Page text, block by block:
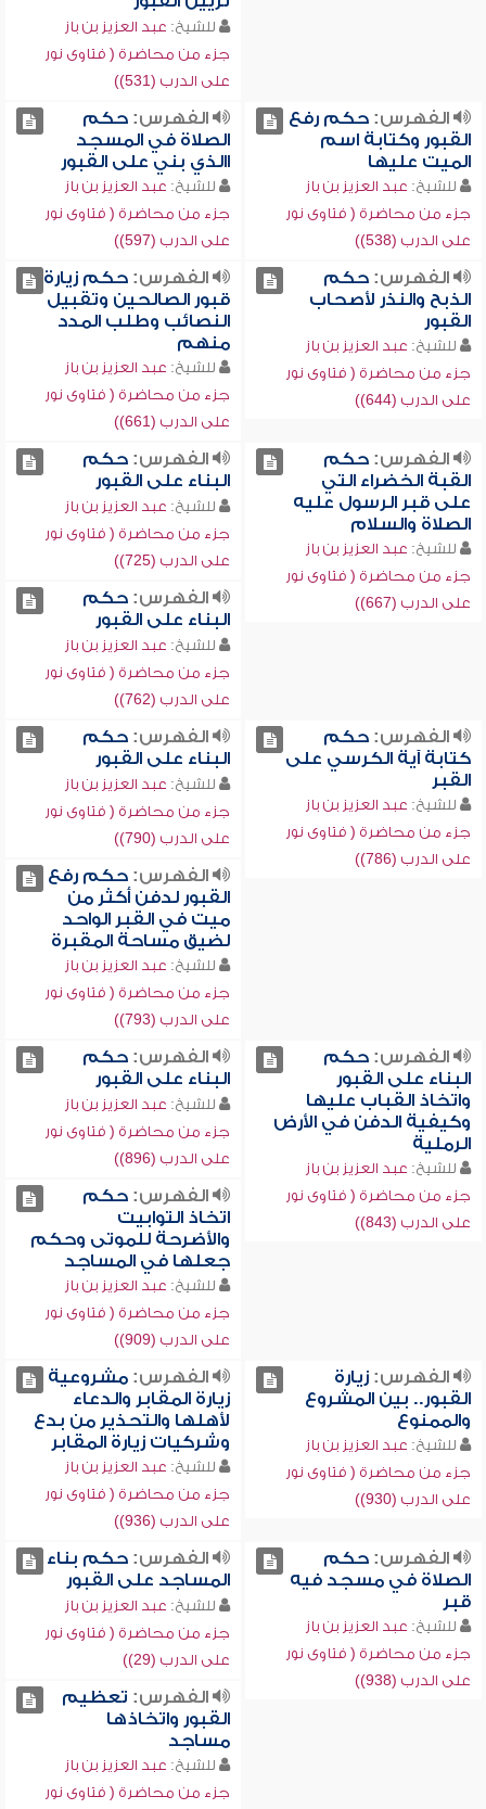
للشيخ: عبد العزيز بن باز
جزء من محاضرة ( فتاوى نور
على الدرب (531))
الفهرس:حكم رفع
القبور وكتابة اسم
الميت عليها
للشيخ: عبد العزيز بن باز
جزء من محاضرة ( فتاوى نور
على الدرب (538))
الفهرس:حكم
الصلاة في المسجد
االذي بني على القبور
للشيخ: عبد العزيز بن باز
جزء من محاضرة ( فتاوى نور
على الدرب (597))
الفهرس:حكم
الذبح والنذر لأصحاب
القبور
للشيخ: عبد العزيز بن باز
جزء من محاضرة ( فتاوى نور
على الدرب (644))
الفهرس:حكم زيارة
قبور الصالحين وتقبيل
النصائب وطلب المدد
منهم
للشيخ: عبد العزيز بن باز
جزء من محاضرة ( فتاوى نور
على الدرب (661))
الفهرس:حكم
القبة الخضراء التي
على قبر الرسول عليه
الصلاة والسلام
للشيخ: عبد العزيز بن باز
جزء من محاضرة ( فتاوى نور
على الدرب (667))
الفهرس:حكم
البناء على القبور
للشيخ: عبد العزيز بن باز
جزء من محاضرة ( فتاوى نور
على الدرب (725))
الفهرس:حكم
البناء على القبور
للشيخ: عبد العزيز بن باز
جزء من محاضرة ( فتاوى نور
على الدرب (762))
الفهرس:حكم
كتابة آية الكرسي على
القبر
للشيخ: عبد العزيز بن باز
جزء من محاضرة ( فتاوى نور
على الدرب (786))
الفهرس:حكم
البناء على القبور
للشيخ: عبد العزيز بن باز
جزء من محاضرة ( فتاوى نور
على الدرب (790))
الفهرس:حكم رفع
القبور لدفن أكثر من
ميت في القبر الواحد
لضيق مساحة المقبرة
للشيخ: عبد العزيز بن باز
جزء من محاضرة ( فتاوى نور
على الدرب (793))
الفهرس:حكم
البناء على القبور
واتخاذ القباب عليها
وكيفية الدفن في الأرض
الرملية
للشيخ: عبد العزيز بن باز
جزء من محاضرة ( فتاوى نور
على الدرب (843))
الفهرس:حكم
البناء على القبور
للشيخ: عبد العزيز بن باز
جزء من محاضرة ( فتاوى نور
على الدرب (896))
الفهرس:حكم
اتخاذ التوابيت
والأضرحة للموتى وحكم
جعلها في المساجد
للشيخ: عبد العزيز بن باز
جزء من محاضرة ( فتاوى نور
على الدرب (909))
الفهرس:زيارة
القبور.. بين المشروع
والممنوع
للشيخ: عبد العزيز بن باز
جزء من محاضرة ( فتاوى نور
على الدرب (930))
الفهرس:مشروعية
زيارة المقابر والدعاء
لأهلها والتحذير من بدع
وشركيات زيارة المقابر
للشيخ: عبد العزيز بن باز
جزء من محاضرة ( فتاوى نور
على الدرب (936))
الفهرس:حكم
الصلاة في مسجد فيه
قبر
للشيخ: عبد العزيز بن باز
جزء من محاضرة ( فتاوى نور
على الدرب (938))
الفهرس:حكم بناء
المساجد على القبور
للشيخ: عبد العزيز بن باز
جزء من محاضرة ( فتاوى نور
على الدرب (29))
الفهرس: تعظيم
القبور واتخاذها
مساجد
للشيخ: عبد العزيز بن باز
جزء من محاضرة ( فتاوى نور